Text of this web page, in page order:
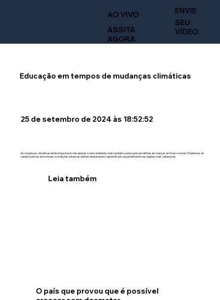
ASSITA
AGORA
AO VIVO
SEU
VÍDEO
ENVIE
Educação em tempos de mudanças climáticas
25 de setembro de 2024 às 18:52:52
As mudanças climáticas estão impactando não apenas o meio ambiente, mas também a educação de milhões de crianças em todo o mundo. Problemas de
saúde, traumas emocionais e condições adversas afetam diretamente o aprendizado, especialmente nas regiões mais vulneráveis.
O país que provou que é possível
Leia também